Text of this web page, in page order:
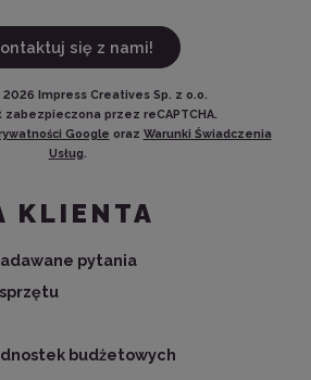
się z nami!
2026 Impress Creatives Sp. z o.o.
zabezpieczona przez reCAPTCHA.
Google oraz Warunki Świadczenia
Usług.
KLIENTA
pytania
budżetowych